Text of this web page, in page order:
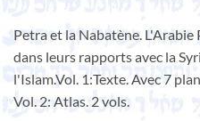
Petra et la Nabatène.
dans leurs rapports avec la
l'Islam.Vol. 1:Texte. Avec 7
Vol. 2: Atlas. 2 vols.